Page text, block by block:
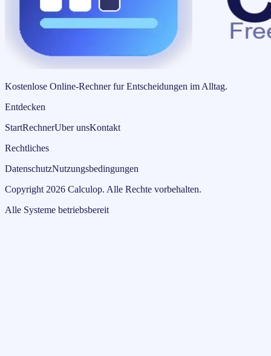
Kostenlose Online-Rechner fur Entscheidungen im Alltag.
Entdecken
StartRechnerUber unsKontakt
Rechtliches
DatenschutzNutzungsbedingungen
Copyright 2026 Calculop. Alle Rechte vorbehalten.
Alle Systeme betriebsbereit